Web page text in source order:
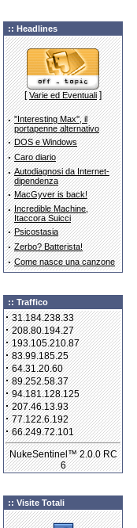
:: Headlines
[Varie ed Eventuali]
· ''Interesting Max'', il
portapenne alternativo
· DOS e Windows
· Caro diario
· Autodiagnosi da Internet-
dipendenza
· MacGyver is back!
· Incredible Machine,
Itaccora Suicci
· Psicostasia
· Zerbo? Batterista!
· Come nasce una canzone
:: Traffico
·31.184.238.33
·208.80.194.27
·193.105.210.87
·83.99.185.25
·64.31.20.60
·89.252.58.37
·94.181.128.125
·207.46.13.93
·77.122.6.192
·66.249.72.101
NukeSentinel™ 2.0.0 RC
6
:: Visite Totali